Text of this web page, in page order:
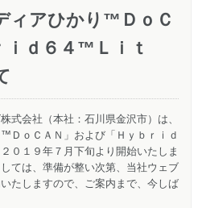
ィアひかり™ＤｏＣ
ｉｄ６４™Ｌｉｔ
式会社（本社：石川県金沢市）は、
ＤｏＣＡＮ」および「Ｈｙｂｒｉｄ
０１９年７月下旬より開始いたしま
ては、準備が整い次第、当社ウェブ
たしますので、ご案内まで、今しば